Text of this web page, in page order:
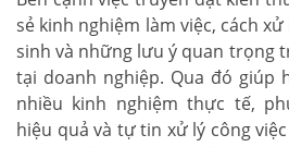
sẻ kinh nghiệm làm việc, cách
sinh và những lưu ý quan trọng
tại doanh nghiệp. Qua đó giúp
nhiều kinh nghiệm thực tế,
hiệu quả và tự tin xử lý công